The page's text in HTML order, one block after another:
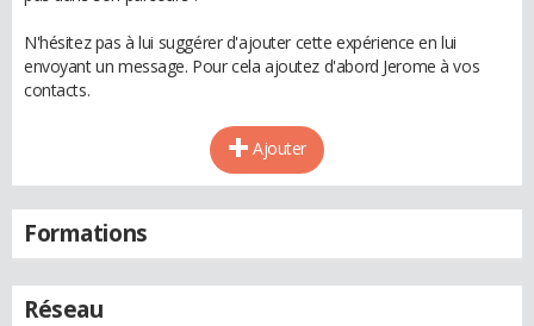
N'hésitez pas à lui suggérer d'ajouter cette expérience en lui
envoyant un message. Pour cela ajoutez d'abord Jerome à vos
contacts.
Ajouter
Formations
Réseau